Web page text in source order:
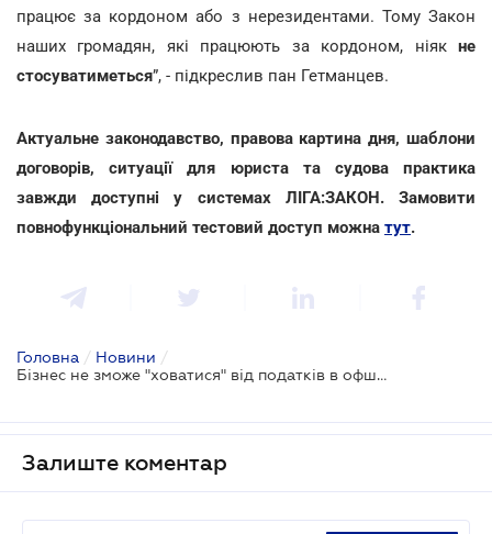
працює за кордоном або з нерезидентами. Тому Закон
наших громадян, які працюють за кордоном, ніяк не
стосуватиметься”, - підкреслив пан Гетманцев.
Актуальне законодавство, правова картина дня, шаблони
договорів, ситуації для юриста та судова практика
завжди доступні у системах ЛІГА:ЗАКОН. Замовити
повнофункціональний тестовий доступ можна тут.
Головна / Новини /
Бізнес не зможе "ховатися" від податків в офшорах: законопроект № 1210
Залиште коментар